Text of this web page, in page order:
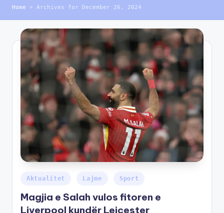
Home » Archives for December 26, 2024
Aktualitet Lajme Sport
Magjia e Salah vulos fitoren e
Liverpool kundër Leicester